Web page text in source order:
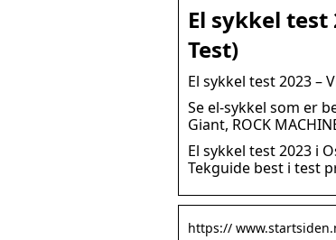
El sykkel
Test)
El sykkel test 2023 –
Se el-sykkel som er
Giant, ROCK
El sykkel test 2023 i
Tekguide best i test
https://